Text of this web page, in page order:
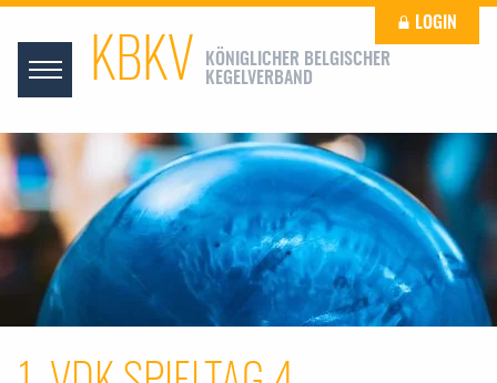
KBKV
KÖNIGLICHER BELGISCHER
KEGELVERBAND
LOGIN